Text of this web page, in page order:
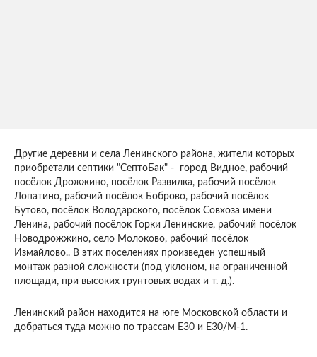
Другие деревни и села Ленинского района, жители которых
приобретали септики "СептоБак" - город Видное, рабочий
посёлок Дрожжино, посёлок Развилка, рабочий посёлок
Лопатино, рабочий посёлок Боброво, рабочий посёлок
Бутово, посёлок Володарского, посёлок Совхоза имени
Ленина, рабочий посёлок Горки Ленинские, рабочий посёлок
Новодрожжино, село Молоково, рабочий посёлок
Измайлово.. В этих поселениях произведен успешный
монтаж разной сложности (под уклоном, на ограниченной
площади, при высоких грунтовых водах и т. д.).
Ленинский район находится на юге Московской области и
добраться туда можно по трассам Е30 и E30/M-1.